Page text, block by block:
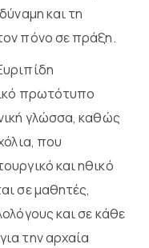
και τη
πόνο σε πράξη.
πρωτότυπο
γλώσσα, καθώς
που
και ηθικό
σε μαθητές,
και σε κάθε
την αρχαία